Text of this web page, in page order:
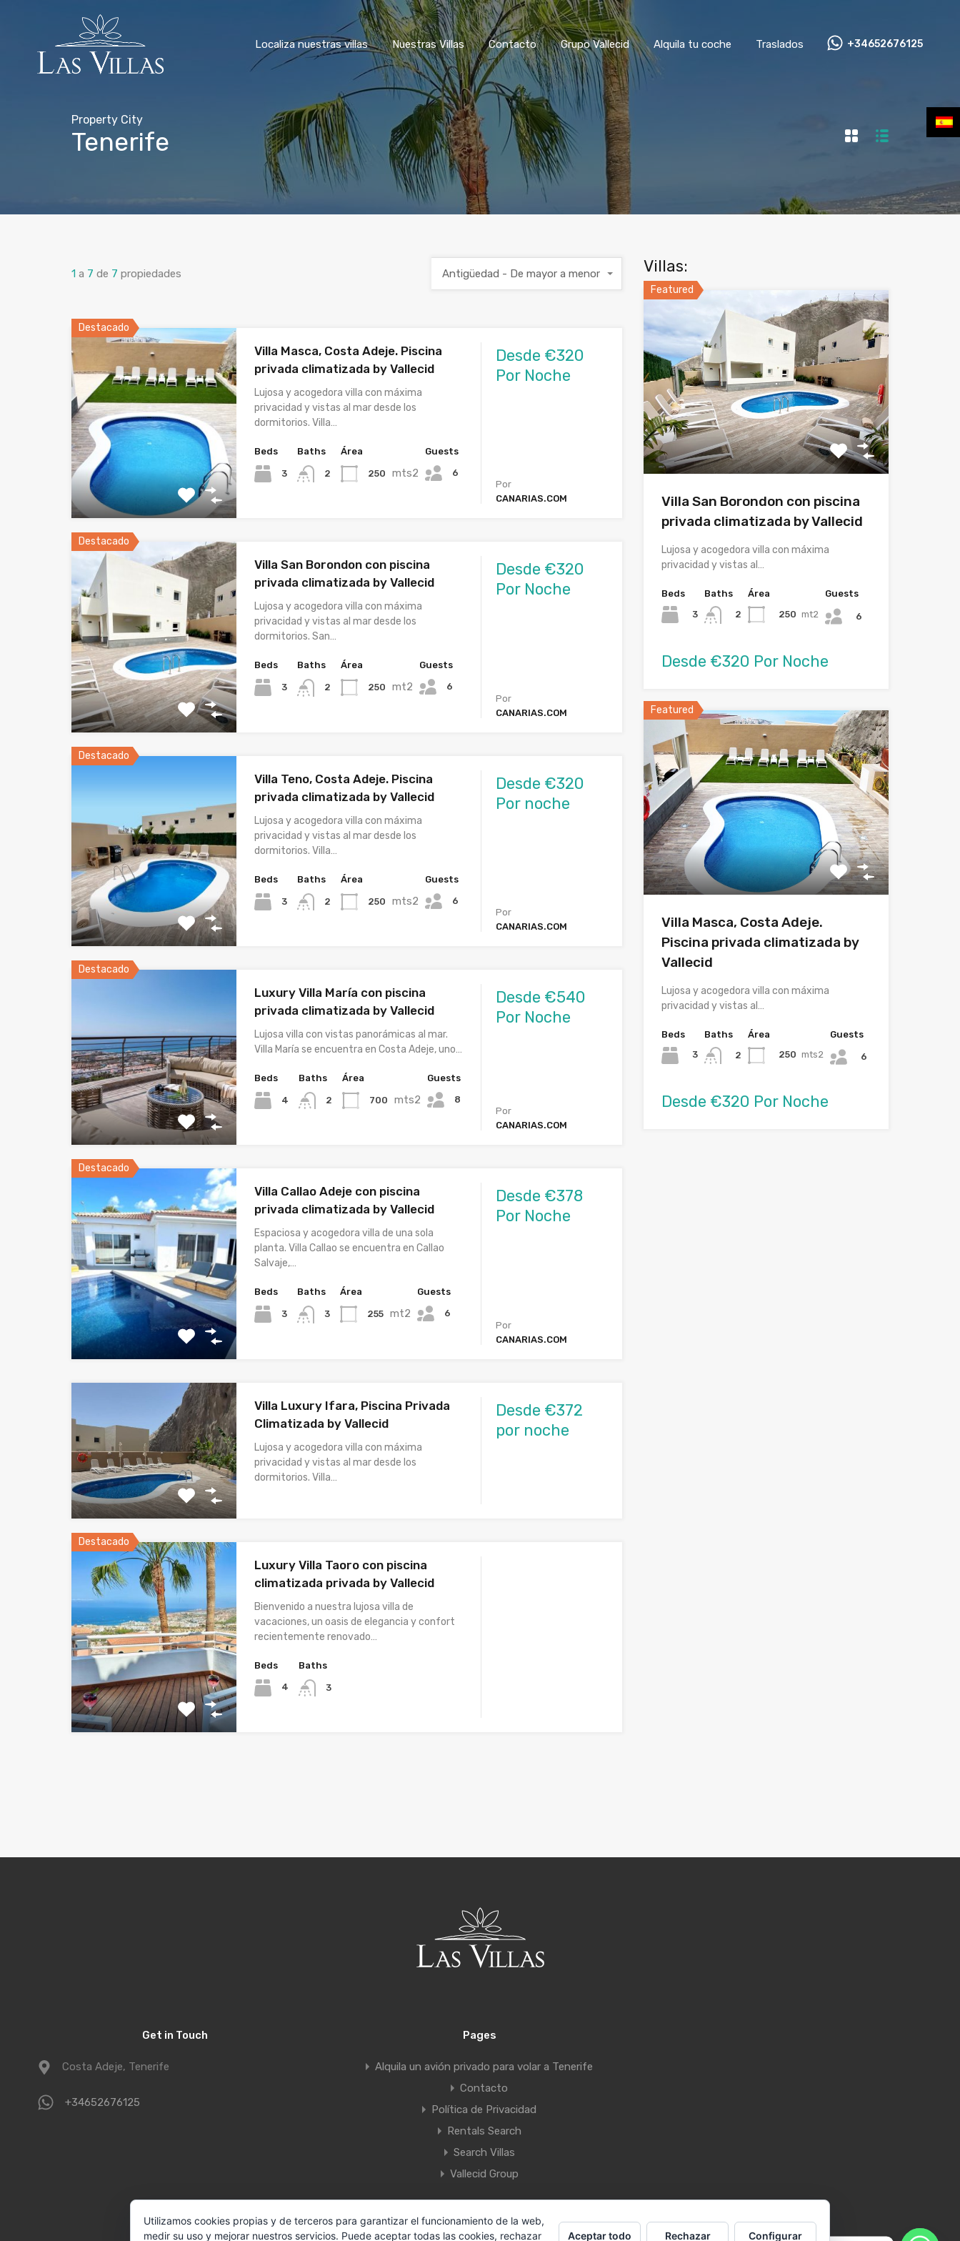
Localiza nuestras villas Nuestras Villas Contacto Grupo Vallecid Alquila tu coche Traslados +34652676125
Property City
Tenerife
1 a 7 de 7 propiedades Antigüedad - De mayor a menor
Destacado
Villa Masca, Costa Adeje. Piscina
privada climatizada by Vallecid
Lujosa y acogedora villa con máxima
privacidad y vistas al mar desde los
dormitorios. Villa…
Beds
3
Baths
2
Área
250 mts2
Guests
6
Desde €320
Por Noche
Por
CANARIAS.COM
Destacado
Villa San Borondon con piscina
privada climatizada by Vallecid
Lujosa y acogedora villa con máxima
privacidad y vistas al mar desde los
dormitorios. San…
Beds
3
Baths
2
Área
250 mt2
Guests
6
Desde €320
Por Noche
Por
CANARIAS.COM
Destacado
Villa Teno, Costa Adeje. Piscina
privada climatizada by Vallecid
Lujosa y acogedora villa con máxima
privacidad y vistas al mar desde los
dormitorios. Villa…
Beds
3
Baths
2
Área
250 mts2
Guests
6
Desde €320
Por noche
Por
CANARIAS.COM
Destacado
Luxury Villa María con piscina
privada climatizada by Vallecid
Lujosa villa con vistas panorámicas al mar.
Villa María se encuentra en Costa Adeje, uno…
Beds
4
Baths
2
Área
700 mts2
Guests
8
Desde €540
Por Noche
Por
CANARIAS.COM
Destacado
Villa Callao Adeje con piscina
privada climatizada by Vallecid
Espaciosa y acogedora villa de una sola
planta. Villa Callao se encuentra en Callao
Salvaje,…
Beds
3
Baths
3
Área
255 mt2
Guests
6
Desde €378
Por Noche
Por
CANARIAS.COM
Villa Luxury Ifara, Piscina Privada
Climatizada by Vallecid
Lujosa y acogedora villa con máxima
privacidad y vistas al mar desde los
dormitorios. Villa…
Desde €372
por noche
Destacado
Luxury Villa Taoro con piscina
climatizada privada by Vallecid
Bienvenido a nuestra lujosa villa de
vacaciones, un oasis de elegancia y confort
recientemente renovado…
Beds
4
Baths
3
Villas:
Featured
Villa San Borondon con piscina
privada climatizada by Vallecid
Lujosa y acogedora villa con máxima
privacidad y vistas al…
Beds
3
Baths
2
Área
250 mt2
Guests
6
Desde €320 Por Noche
Featured
Villa Masca, Costa Adeje.
Piscina privada climatizada by
Vallecid
Lujosa y acogedora villa con máxima
privacidad y vistas al…
Beds
3
Baths
2
Área
250 mts2
Guests
6
Desde €320 Por Noche
Get in Touch
Costa Adeje, Tenerife
+34652676125
Pages
Alquila un avión privado para volar a Tenerife
Contacto
Política de Privacidad
Rentals Search
Search Villas
Vallecid Group
Villas Tenerife by Vallecid s.l. | Designed by Canarias.com
Utilizamos cookies propias y de terceros para garantizar el funcionamiento de la web,
medir su uso y mejorar nuestros servicios. Puede aceptar todas las cookies, rechazar
Aceptar todo Rechazar Configurar